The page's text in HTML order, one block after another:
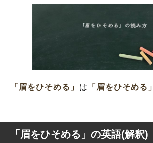
「眉をひそめる」 は 「眉をひそめる」
「眉をひそめる」の英語(解釈)